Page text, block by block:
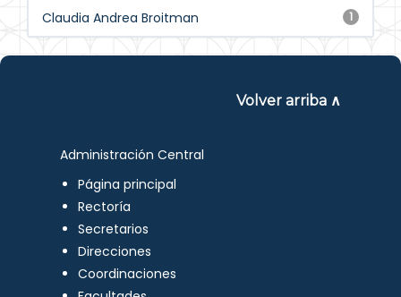
1
Claudia Andrea Broitman
Volver arriba ∧
Administración Central
Página principal
Rectoría
Secretarios
Direcciones
Coordinaciones